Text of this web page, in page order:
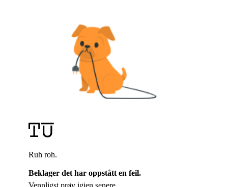
Ruh roh.
Beklager det har oppstått en feil.
Vennligst prøv igjen senere.